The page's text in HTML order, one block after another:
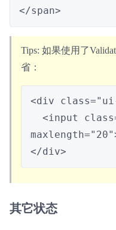
</span>
如果使用了
省：
<div
</div>
其它状态